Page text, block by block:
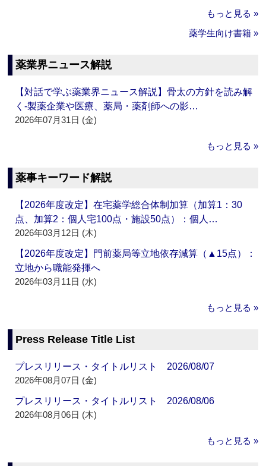
もっと見る »
薬学生向け書籍 »
薬業界ニュース解説
【対話で学ぶ薬業界ニュース解説】骨太の方針を読み解
く‐製薬企業や医療、薬局・薬剤師への影…
2026年07月31日 (金)
もっと見る »
薬事キーワード解説
【2026年度改定】在宅薬学総合体制加算（加算1：30
点、加算2：個人宅100点・施設50点）：個人…
2026年03月12日 (木)
【2026年度改定】門前薬局等立地依存減算（▲15点）：
立地から職能発揮へ
2026年03月11日 (水)
もっと見る »
Press Release Title List
プレスリリース・タイトルリスト 2026/08/07
2026年08月07日 (金)
プレスリリース・タイトルリスト 2026/08/06
2026年08月06日 (木)
もっと見る »